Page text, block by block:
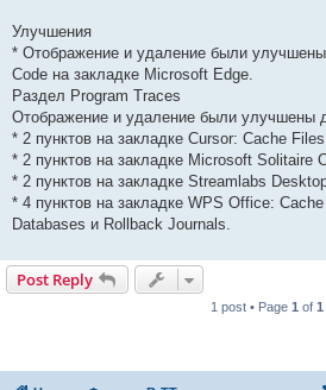
Улучшения
* Отображение и удаление были
Code на закладке Microsoft Edge.
Раздел Program Traces
Отображение и удаление были улучшены
* 2 пунктов на закладке Cursor: Cache
* 2 пунктов на закладке Microsoft Solitaire
* 2 пунктов на закладке Streamlabs
* 4 пунктов на закладке WPS Office:
Databases и Rollback Journals.
Post Reply
1 post • Page 1 of 1